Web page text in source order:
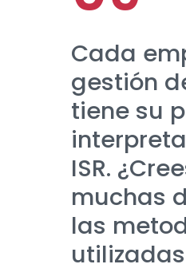
Cada
gestión
tiene su
ISR.
muchas
las